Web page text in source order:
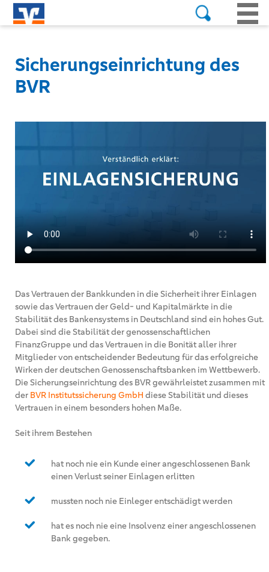
Sicherungseinrichtung des
BVR
Das Vertrauen der Bankkunden in die Sicherheit ihrer Einlagen
sowie das Vertrauen der Geld- und Kapitalmärkte in die
Stabilität des Bankensystems in Deutschland sind ein hohes Gut.
Dabei sind die Stabilität der genossenschaftlichen
FinanzGruppe und das Vertrauen in die Bonität aller ihrer
Mitglieder von entscheidender Bedeutung für das erfolgreiche
Wirken der deutschen Genossenschaftsbanken im Wettbewerb.
Die Sicherungseinrichtung des BVR gewährleistet zusammen mit
der BVR Institutssicherung GmbH diese Stabilität und dieses
Vertrauen in einem besonders hohen Maße.
Seit ihrem Bestehen
hat noch nie ein Kunde einer angeschlossenen Bank
einen Verlust seiner Einlagen erlitten
mussten noch nie Einleger entschädigt werden
hat es noch nie eine Insolvenz einer angeschlossenen
Bank gegeben.